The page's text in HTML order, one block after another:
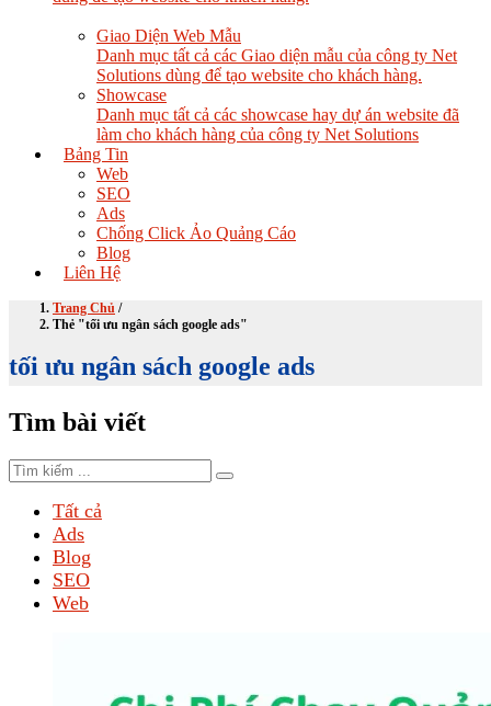
Giao Diện Web Mẫu
Danh mục tất cả các Giao diện mẫu của công ty Net
Solutions dùng để tạo website cho khách hàng.
Showcase
Danh mục tất cả các showcase hay dự án website đã
làm cho khách hàng của công ty Net Solutions
Bảng Tin
Web
SEO
Ads
Chống Click Ảo Quảng Cáo
Blog
Liên Hệ
Trang Chủ /
Thẻ "tối ưu ngân sách google ads"
tối ưu ngân sách google ads
Tìm bài viết
Tất cả
Ads
Blog
SEO
Web